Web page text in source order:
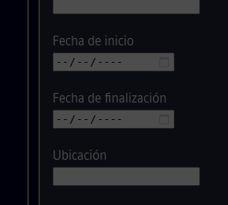
Fecha de inicio
Fecha de finalización
Ubicación